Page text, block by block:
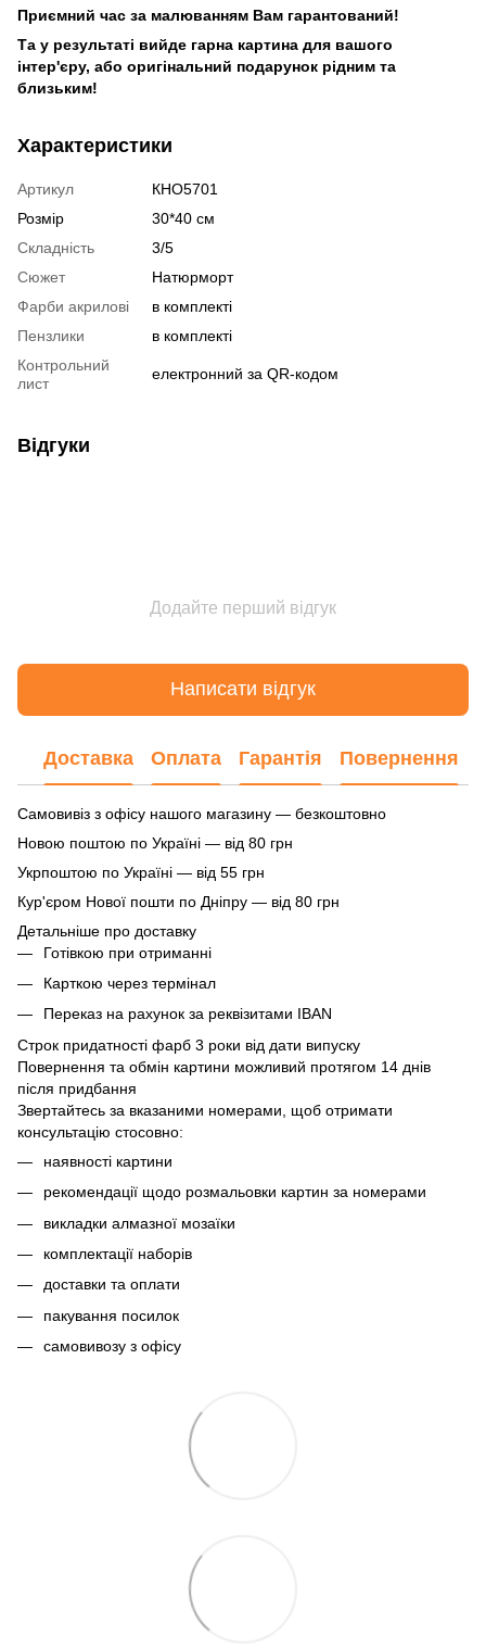
Приємний час за малюванням Вам гарантований!
Та у результаті вийде гарна картина для вашого
інтер'єру, або оригінальний подарунок рідним та
близьким!
Характеристики
Артикул
КНО5701
Розмір
30*40 см
Складність
3/5
Сюжет
Натюрморт
Фарби акрилові
в комплекті
Пензлики
в комплекті
Контрольний
лист
електронний за QR-кодом
Відгуки
Додайте перший відгук
Написати відгук
Доставка Оплата Гарантія Повернення
Самовивіз з офісу нашого магазину — безкоштовно
Новою поштою по Україні — від 80 грн
Укрпоштою по Україні — від 55 грн
Кур'єром Нової пошти по Дніпру — від 80 грн
Детальніше про доставку
Готівкою при отриманні
Карткою через термінал
Переказ на рахунок за реквізитами IBAN
Строк придатності фарб 3 роки від дати випуску
Повернення та обмін картини можливий протягом 14 днів
після придбання
Звертайтесь за вказаними номерами, щоб отримати
консультацію стосовно:
наявності картини
рекомендації щодо розмальовки картин за номерами
викладки алмазної мозаїки
комплектації наборів
доставки та оплати
пакування посилок
самовивозу з офісу